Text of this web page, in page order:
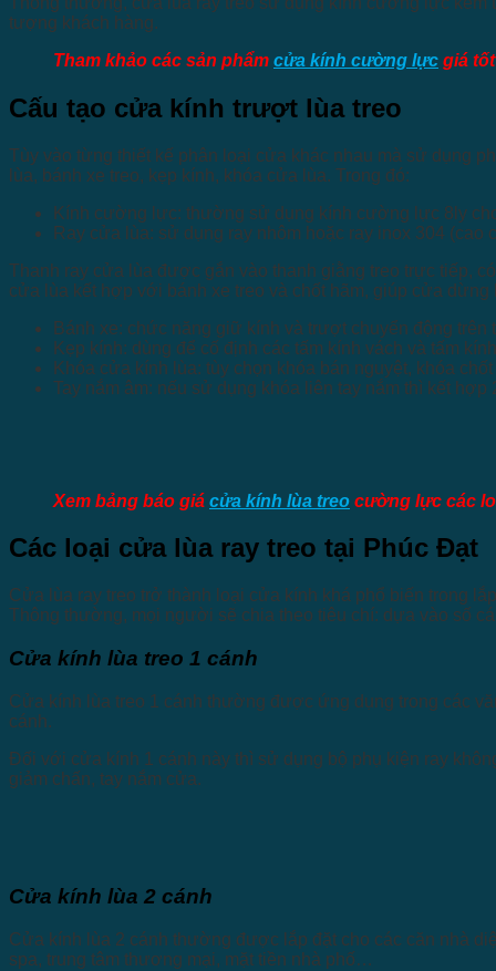
tượng khách hàng.
Tham khảo các sản phẩm cửa kính cường lực giá
Cấu tạo cửa kính trượt lùa treo
Tùy vào từng thiết kế phân loại cửa khác nhau mà sử dụng
lùa, bánh xe treo, kẹp kính, khóa cửa lùa. Trong đó:
Kính cường lực: thường sử dụng kính cường lực 8ly
Ray cửa lùa: sử dụng ray nhôm hoặc ray inox 304
Thanh ray cửa lùa được gắn vào thanh giằng treo trực tiếp,
cửa lùa kết hợp với bánh xe treo và chốt hãm, giúp cửa
Bánh xe: chức năng giữ kính và trượt chuyển động
Kẹp kính: dùng để cố định các tấm kính vách và tấm
Khóa cửa kính lùa: tùy chọn khóa bán nguyệt, khóa
Tay nắm âm: nếu sử dụng khóa liên tay nắm thì kết hợp
Xem bảng báo giá cửa kính lùa treo cường lực các
Các loại cửa lùa ray treo tại Phúc Đạt
Cửa lùa ray treo trở thành loại cửa kính khá phổ biến trong
Thông thường, mọi người sẽ chia theo tiêu chí: dựa vào số
Cửa kính lùa treo 1 cánh
Cửa kính lùa treo 1 cánh thường được ứng dụng trong các
cánh.
Đối với cửa kính 1 cánh này thì sử dụng bộ phụ kiện ray
giảm chấn, tay nắm cửa.
Cửa kính lùa 2 cánh
Cửa kính lùa 2 cánh thường được lắp đặt cho các căn nhà
spa, trung tâm thương mại, mặt tiền nhà phố…